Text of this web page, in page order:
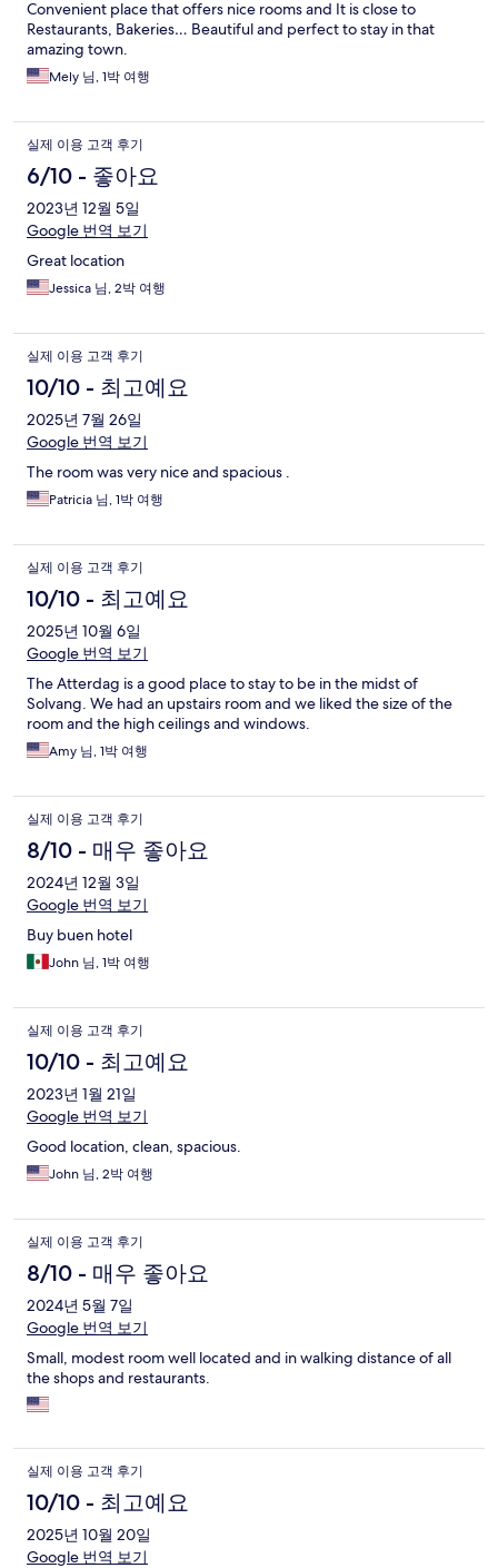
Convenient place that offers nice rooms and It is close to
Restaurants, Bakeries… Beautiful and perfect to stay in that
amazing town.
Mely 님, 1박 여행
실제 이용 고객 후기
6/10 - 좋아요
2023년 12월 5일
Google 번역 보기
Great location
Jessica 님, 2박 여행
실제 이용 고객 후기
10/10 - 최고예요
2025년 7월 26일
Google 번역 보기
The room was very nice and spacious .
Patricia 님, 1박 여행
실제 이용 고객 후기
10/10 - 최고예요
2025년 10월 6일
Google 번역 보기
The Atterdag is a good place to stay to be in the midst of
Solvang. We had an upstairs room and we liked the size of the
room and the high ceilings and windows.
Amy 님, 1박 여행
실제 이용 고객 후기
8/10 - 매우 좋아요
2024년 12월 3일
Google 번역 보기
Buy buen hotel
John 님, 1박 여행
실제 이용 고객 후기
10/10 - 최고예요
2023년 1월 21일
Google 번역 보기
Good location, clean, spacious.
John 님, 2박 여행
실제 이용 고객 후기
8/10 - 매우 좋아요
2024년 5월 7일
Google 번역 보기
Small, modest room well located and in walking distance of all
the shops and restaurants.
실제 이용 고객 후기
10/10 - 최고예요
2025년 10월 20일
Google 번역 보기